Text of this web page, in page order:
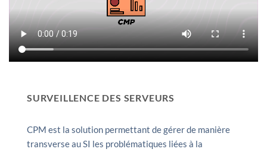
SURVEILLENCE DES SERVEURS
CPM est la solution permettant de gérer de manière
transverse au SI les problématiques liées à la